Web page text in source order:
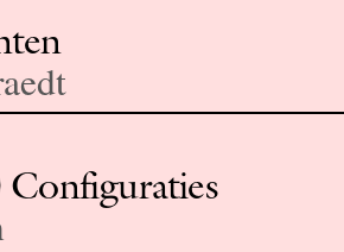
Configuraties